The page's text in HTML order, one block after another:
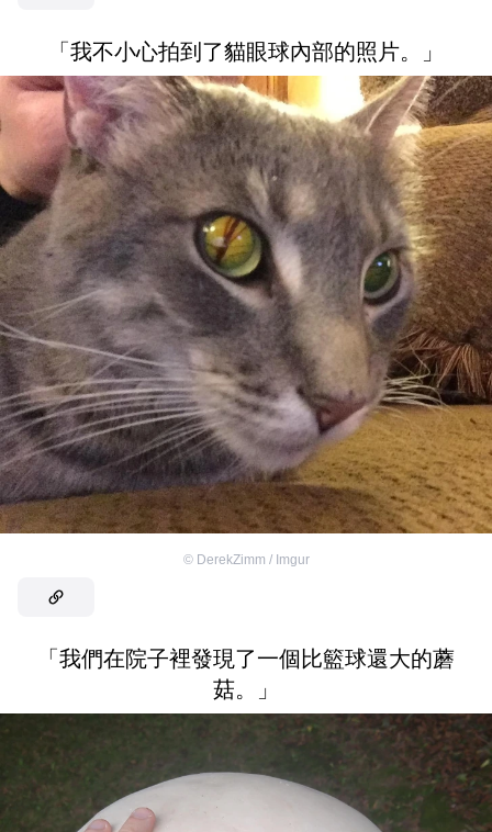
「我不小心拍到了貓眼球內部的照片。」
© DerekZimm / Imgur
「我們在院子裡發現了一個比籃球還大的蘑
菇。」